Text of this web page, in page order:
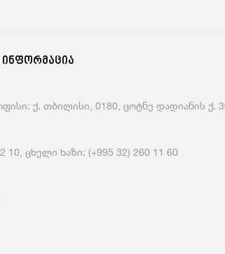
ინფორმაცია
ქ. თბილისი, 0180, ცოტნე დადიანის ქ.
10, ცხელი ხაზი: (+995 32) 260 11 60